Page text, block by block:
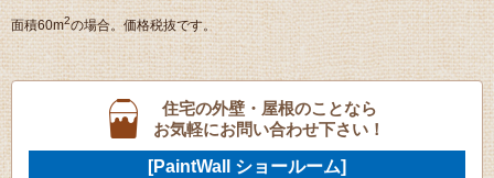
面積60m2の場合。価格税抜です。
住宅の外壁・屋根のことなら
お気軽にお問い合わせ下さい！
[PaintWall ショールーム]